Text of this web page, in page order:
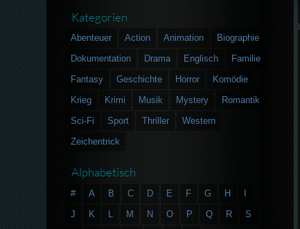
Kategorien
Abenteuer Action Animation
Biographie
Dokumentation
Drama Englisch
Familie
Fantasy
Geschichte Horror
Komödie
Krieg
Krimi Musik Mystery
Romantik
Sci-Fi
Sport Thriller
Western
Zeichentrick
Alphabetisch
# A B C D E F G H
J
K L M N O P Q R
S